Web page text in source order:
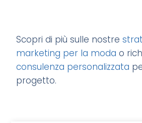
Scopri di più sulle nostre
marketing per la moda o
consulenza personalizzata
progetto.